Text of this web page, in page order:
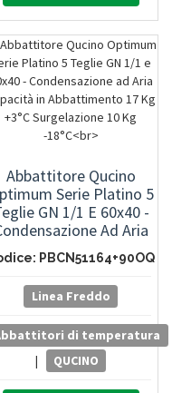
Abbattitore Qucino
Serie Platino 5
GN 1/1 E 60x40 -
Ad Aria
Capacità In
Abbattimento 17 Kg
Surgelazione 10 Kg
-18°C
PBCN51164+90OQ
Linea Freddo
di temperatura
|
QUCINO